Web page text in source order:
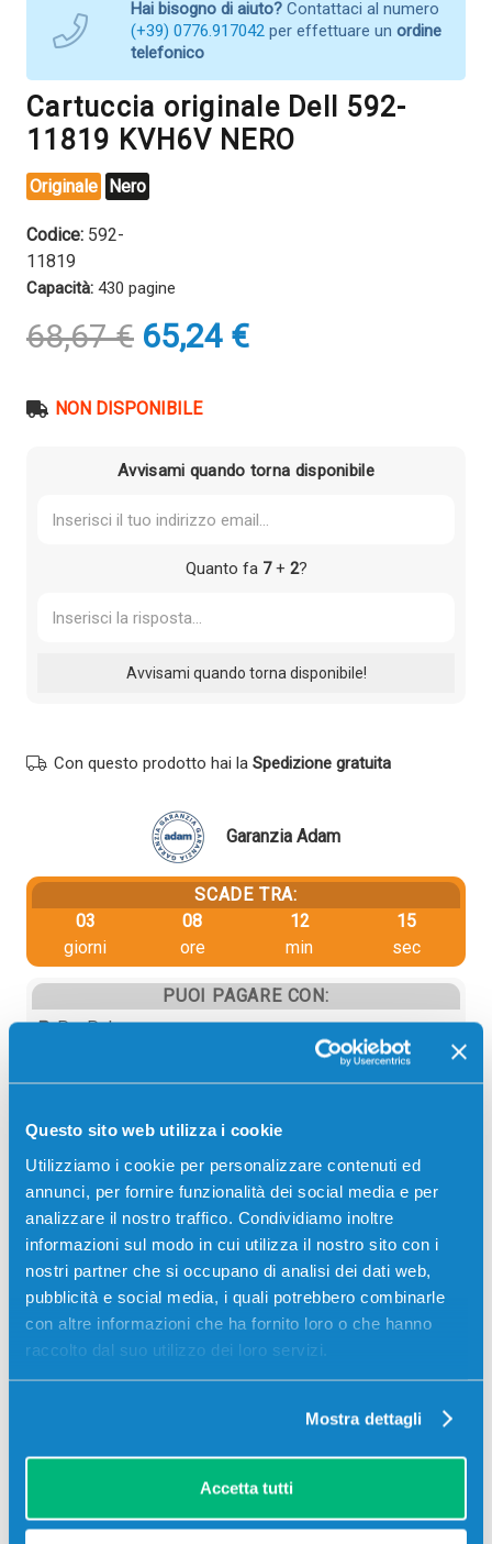
Questo sito web utilizza i cookie
Utilizziamo i cookie per personalizzare contenuti ed
annunci, per fornire funzionalità dei social media e per
analizzare il nostro traffico. Condividiamo inoltre
informazioni sul modo in cui utilizza il nostro sito con i
nostri partner che si occupano di analisi dei dati web,
pubblicità e social media, i quali potrebbero combinarle
con altre informazioni che ha fornito loro o che hanno
raccolto dal suo utilizzo dei loro servizi.
Mostra dettagli
Accetta tutti
Hai bisogno di aiuto? Contattaci al numero
(+39) 0776.917042 per effettuare un ordine
telefonico
Cartuccia originale Dell 592-
11819 KVH6V NERO
Originale Nero
Codice: 592-
11819
Capacità: 430 pagine
68,67€ Il
prezzo
era:
65,24 €Il
prezzo
NON DISPONIBILE
Avvisami quando torna disponibile
Quanto fa 7+ 2?
Con questo prodotto hai la Spedizione gratuita
Garanzia Adam
SCADE TRA:
03
giorni
08
ore
12
min
15
sec
PUOI PAGARE CON:
PayPal
Bonifico bancario
Descrizione
Cartuccia originale Dell 592-11819 KVH6V NERO 430
pagine per Stampanti: Dell V525W ALL IN ONE, Dell